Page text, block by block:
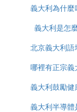
義大利為什麼
之王
義大利是怎
北京義大利語
有哪
哪裡有正宗義
苗出售
義大利鼓勵健
口罩這什
義大利半導體